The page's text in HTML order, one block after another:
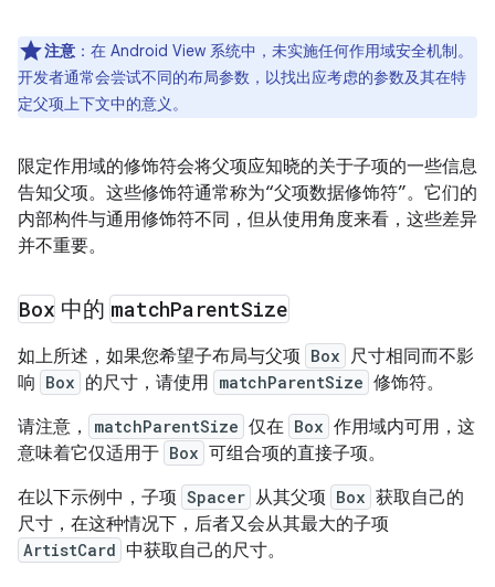
注意 ： 在 Android View 系统中，未实施任何作用域安全机制。
开发者通常会尝试不同的布局参数，以找出应考虑的参数及其在特
定父项上下文中的意义。
限定作用域的修饰符会将父项应知晓的关于子项的一些信息
告知父项。这些修饰符通常称为“父项数据修饰符”。 它们的
内部构件与通用修饰符不同，但从使用角度来看，这些差异
并不重要。
Box 中的 matchParentSize
如上所述，如果您希望子布局与父项 Box
尺寸相同而不影
响 Box 的尺寸，请使用 matchParentSize 修饰符。
请注意，
matchParentSize 仅在 Box 作用域内可用，这
意味着它仅适用于 Box 可组合项的直接子项。
在以下示例中，子项 Spacer 从其父项 Box 获取自己的
尺寸，在这种情况下，后者又会从其最大的子项
ArtistCard 中获取自己的尺寸。